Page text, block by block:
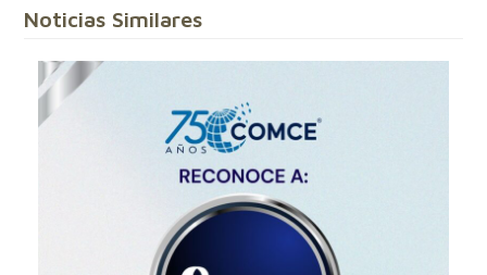
Noticias Similares